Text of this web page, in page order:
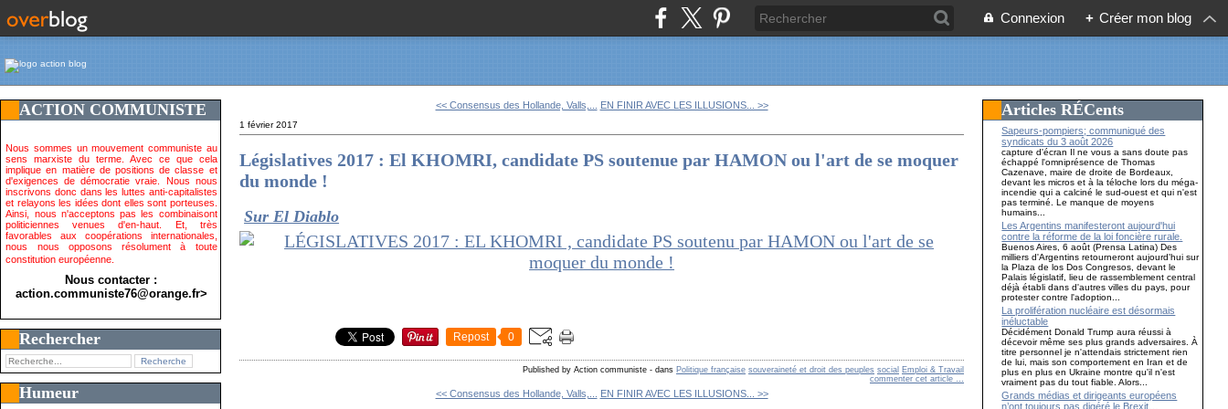
Connexion + Créer mon blog
ACTION COMMUNISTE
Nous sommes un mouvement communiste au
sens marxiste du terme. Avec ce que cela
implique en matière de positions de classe et
d'exigences de démocratie vraie. Nous nous
inscrivons donc dans les luttes anti-capitalistes
et relayons les idées dont elles sont porteuses.
Ainsi, nous n'acceptons pas les combinaisont
politiciennes venues d'en-haut. Et, très
favorables aux coopérations internationales,
nous nous opposons résolument à toute
constitution européenne.
Nous contacter :
action.communiste76@orange.fr>
Rechercher
Humeur
<< Consensus des Hollande, Valls,... EN FINIR AVEC LES ILLUSIONS... >>
1 février 2017
Législatives 2017 : El KHOMRI, candidate PS soutenue par HAMON ou l'art de se moquer
du monde !
Sur El Diablo
Repost 0
Published by Action communiste - dans Politique française souveraineté et droit des peuples social Emploi & Travail
commenter cet article …
<< Consensus des Hollande, Valls,... EN FINIR AVEC LES ILLUSIONS... >>
Articles RÉCents
Sapeurs-pompiers; communiqué des
syndicats du 3 août 2026
capture d'écran Il ne vous a sans doute pas
échappé l'omniprésence de Thomas
Cazenave, maire de droite de Bordeaux,
devant les micros et à la téloche lors du méga-
incendie qui a calciné le sud-ouest et qui n'est
pas terminé. Le manque de moyens
humains...
Les Argentins manifesteront aujourd'hui
contre la réforme de la loi foncière rurale.
Buenos Aires, 6 août (Prensa Latina) Des
milliers d'Argentins retourneront aujourd'hui sur
la Plaza de los Dos Congresos, devant le
Palais législatif, lieu de rassemblement central
déjà établi dans d'autres villes du pays, pour
protester contre l'adoption...
La prolifération nucléaire est désormais
inéluctable
Décidément Donald Trump aura réussi à
décevoir même ses plus grands adversaires. À
titre personnel je n'attendais strictement rien
de lui, mais son comportement en Iran et de
plus en plus en Ukraine montre qu'il n'est
vraiment pas du tout fiable. Alors...
Grands médias et dirigeants européens
n’ont toujours pas digéré le Brexit…